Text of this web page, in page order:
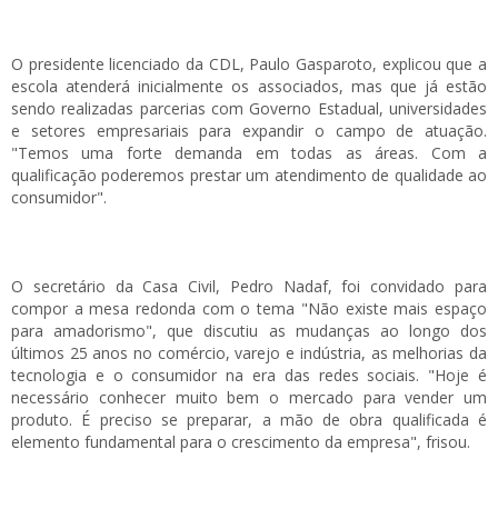
O presidente licenciado da CDL, Paulo Gasparoto, explicou que a
escola atenderá inicialmente os associados, mas que já estão
sendo realizadas parcerias com Governo Estadual, universidades
e setores empresariais para expandir o campo de atuação.
"Temos uma forte demanda em todas as áreas. Com a
qualificação poderemos prestar um atendimento de qualidade ao
consumidor".
O secretário da Casa Civil, Pedro Nadaf, foi convidado para
compor a mesa redonda com o tema "Não existe mais espaço
para amadorismo", que discutiu as mudanças ao longo dos
últimos 25 anos no comércio, varejo e indústria, as melhorias da
tecnologia e o consumidor na era das redes sociais. "Hoje é
necessário conhecer muito bem o mercado para vender um
produto. É preciso se preparar, a mão de obra qualificada é
elemento fundamental para o crescimento da empresa", frisou.